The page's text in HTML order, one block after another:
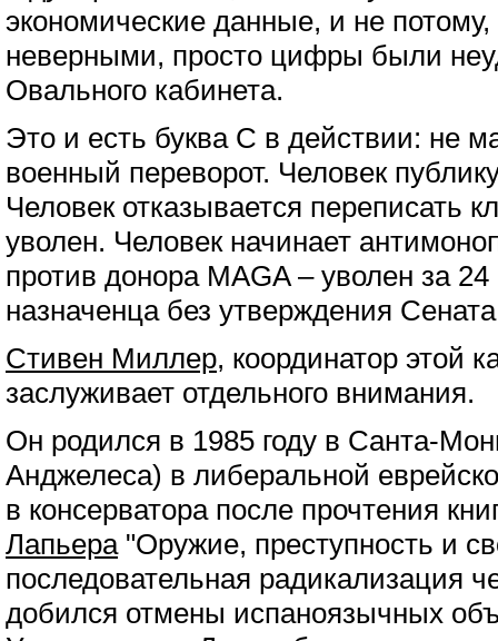
экономические данные, и не
неверными, просто цифры были
Овального кабинета.
Это и есть буква C в действии: не
военный переворот. Человек
Человек отказывается переписать
уволен. Человек начинает
против донора MAGA – уволен за
назначенца без утверждения
Стивен Миллер, координатор этой
заслуживает отдельного внимания.
Он родился в 1985 году в Санта-
Анджелеса) в либеральной
в консерватора после прочтения
Лапьера"Оружие, преступность и
последовательная радикализация
добился отмены испаноязычных